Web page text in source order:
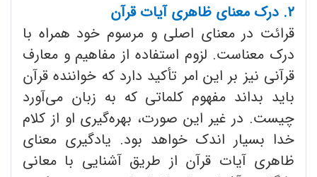
۲. درک معنای ظاهری آیات قرآن
قرائت در معنای اصلی و مرسوم خود همراه با
درک معناست. لزوم استفاده از مفاهیم و معارف
قرآنی نیز بر این امر تأکید دارد که خواننده قرآن
باید بداند مفهوم کلماتی که به زبان می‌آورد
چیست. در غیر این صورت، بهره‌گیری او از کلام
خدا بسیار اندک خواهد بود. یادگیری معنای
ظاهری آیات قرآن از طریق آشنایی با معانی